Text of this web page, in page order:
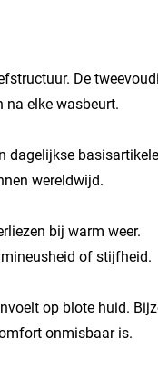
De
na elke wasbeurt.
dagelijkse
wereldwijd.
bij warm weer.
of stijfheid.
op blote huid.
onmisbaar is.